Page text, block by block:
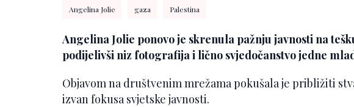
Angelina Jolie gaza Palestina
Angelina Jolie ponovo je skrenula pažnju javnosti na
podijelivši niz fotografija i lično svjedočanstvo jedne
Objavom na društvenim mrežama pokušala je približiti
izvan fokusa svjetske javnosti.